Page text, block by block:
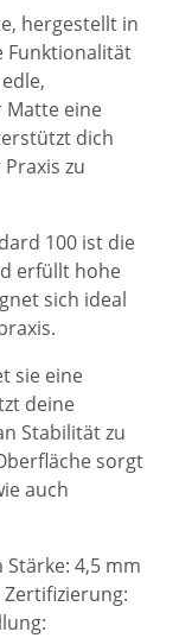
hergestellt in
Funktionalität
Matte eine
dich
zu
100 ist die
erfüllt hohe
sich ideal
sie eine
deine
Stabilität zu
sorgt
auch
4,5 mm
Zertifizierung: